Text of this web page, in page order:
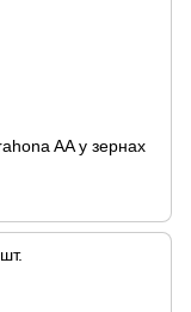
AA у зернах